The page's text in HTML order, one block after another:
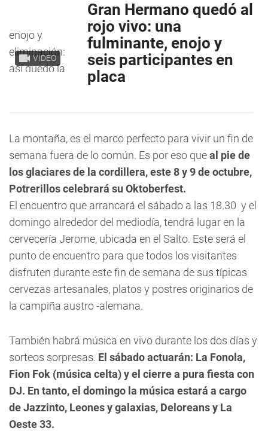
VIDEO
Gran Hermano quedó al
rojo vivo: una
fulminante, enojo y
seis participantes en
placa
La montaña, es el marco perfecto para vivir un fin de
semana fuera de lo común. Es por eso queal pie de
los glaciares de la cordillera, este 8 y 9 de octubre,
Potrerillos celebrará su Oktoberfest.
El encuentro que arrancará el sábado a las 18.30 y el
domingo alrededor del mediodía, tendrá lugar en la
cervecería Jerome, ubicada en el Salto. Este será el
punto de encuentro para que todos los visitantes
disfruten durante este fin de semana de sus típicas
cervezas artesanales, platos y postres originarios de
la campiña austro -alemana.
También habrá música en vivo durante los dos días y
sorteos sorpresas. El sábado actuarán: La Fonola,
Fion Fok (música celta) y el cierre a pura fiesta con
DJ. En tanto, el domingo la música estará a cargo
de Jazzinto, Leones y galaxias, Deloreans y La
Oeste 33.